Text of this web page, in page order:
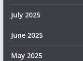
July 2025
June 2025
May 2025